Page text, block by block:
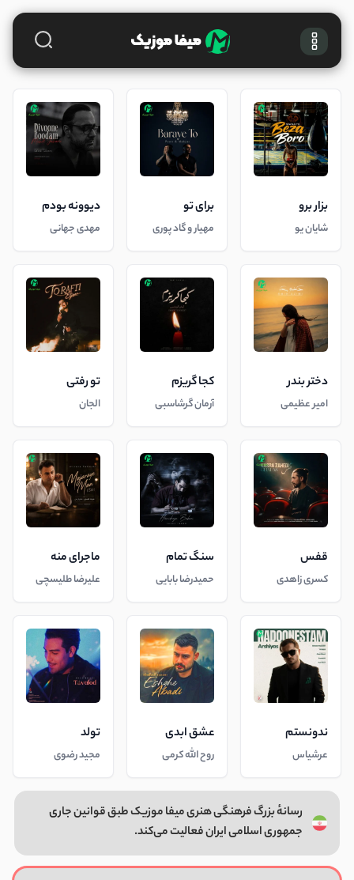
بزار برو
شایان یو
برای تو
مهیار و گاد پوری
دیوونه بودم
مهدی جهانی
دختر بندر
امیر عظیمی
کجا گریزم
آرمان گرشاسبی
تو رفتی
الجان
قفس
کسری زاهدی
سنگ تمام
حمیدرضا بابایی
ماجرای منه
علیرضا طلیسچی
ندونستم
عرشیاس
عشق ابدی
روح الله کرمی
تولد
مجید رضوی
رسانهٔ بزرگ فرهنگی هنری میفا موزیک طبق قوانین جاری
جمهوری اسلامی ایران فعالیت می‌کند.